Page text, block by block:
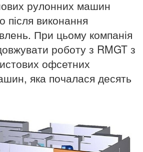
рулонних машин
після виконання
При цьому компанія
роботу з RMGT з
офсетних
яка почалася десять